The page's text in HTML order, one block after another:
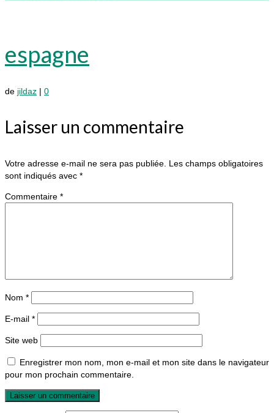
espagne
de jildaz | 0
Laisser un commentaire
Votre adresse e-mail ne sera pas publiée. Les champs obligatoires
sont indiqués avec *
Commentaire *
Nom *
E-mail *
Site web
Enregistrer mon nom, mon e-mail et mon site dans le navigateur
pour mon prochain commentaire.